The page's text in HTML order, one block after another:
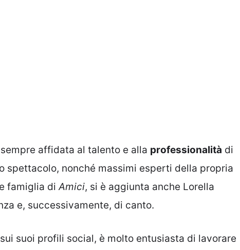
affidata al talento e alla professionalità di
nonché massimi esperti della propria
famiglia diAmici, si è aggiunta anche Lorella
e, successivamente, di canto.
suoi profili social, è molto entusiasta di lavorare